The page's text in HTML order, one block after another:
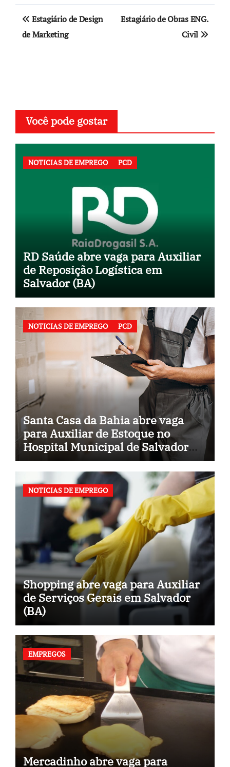
Navegação
de
Estagiário de Design
de Marketing
Estagiário de Obras ENG.
Civil
Você pode gostar
NOTICIAS DE EMPREGO PCD
RD Saúde abre vaga para Auxiliar
de Reposição Logística em
Salvador (BA)
NOTICIAS DE EMPREGO PCD
Santa Casa da Bahia abre vaga
para Auxiliar de Estoque no
Hospital Municipal de Salvador
(BA)
NOTICIAS DE EMPREGO
Shopping abre vaga para Auxiliar
de Serviços Gerais em Salvador
(BA)
EMPREGOS
Mercadinho abre vaga para